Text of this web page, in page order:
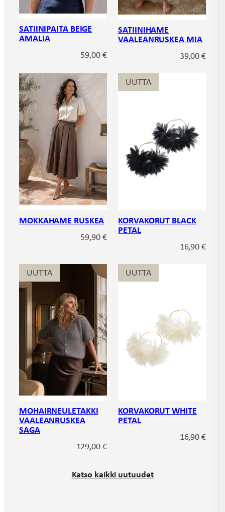
SATIINIPAITA BEIGE
AMALIA
59,00€
SATIINIHAME
VAALEANRUSKEA MIA
39,00€
MOKKAHAME RUSKEA
59,90€
UUTTA
KORVAKORUT BLACK
PETAL
16,90€
UUTTA
MOHAIRNEULETAKKI
VAALEANRUSKEA
SAGA
129,00€
UUTTA
KORVAKORUT WHITE
PETAL
16,90€
Katso kaikki uutuudet